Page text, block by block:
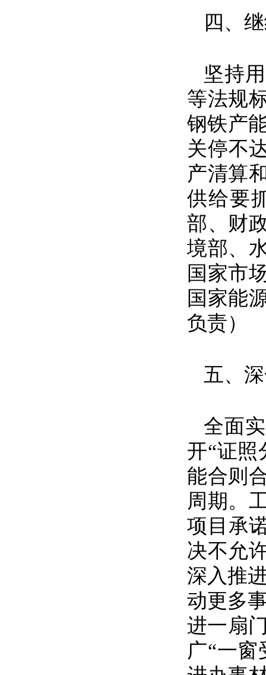
四、
坚持
等法规
钢铁产
关停不
产清算
供给要
部、财
境部、
国家市
国家能
负责）
五、
全面
开“证
能合则
周期。
项目承
决不允
深入推
动更多
进一扇
广“一